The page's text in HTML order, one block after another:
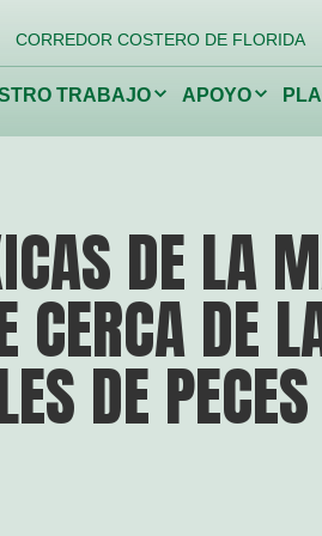
CORREDOR COSTERO DE FLORIDA
TRABAJO Haga
alternar
APOYO Haga
alternar
Conservar la vida silvestre
DE LA
CERCA DE
DE PECES